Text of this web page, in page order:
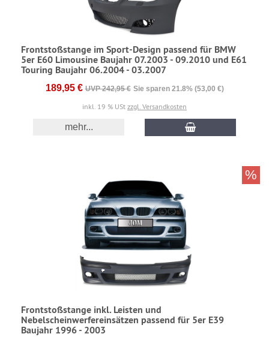
Frontstoßstange im Sport-Design passend für BMW
5er E60 Limousine Baujahr 07.2003 - 09.2010 und E61
Touring Baujahr 06.2004 - 03.2007
189,95 € UVP 242,95 € Sie sparen 21.8% (53,00 €)
inkl. 19 % USt zzgl. Versandkosten
mehr...
Frontstoßstange inkl. Leisten und
Nebelscheinwerfereinsätzen passend für 5er E39
Baujahr 1996 - 2003
%